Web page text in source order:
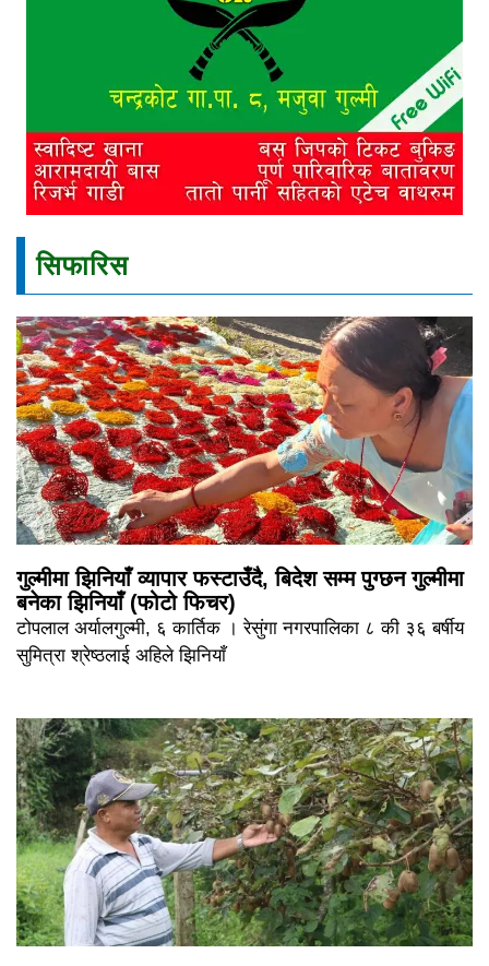
सिफारिस
गुल्मीमा झिनियाँ व्यापार फस्टाउँदै, बिदेश सम्म पुग्छन गुल्मीमा
बनेका झिनियाँ (फोटो फिचर)
टोपलाल अर्यालगुल्मी, ६ कार्तिक । रेसुंगा नगरपालिका ८ की ३६ बर्षीय
सुमित्रा श्रेष्ठलाई अहिले झिनियाँ